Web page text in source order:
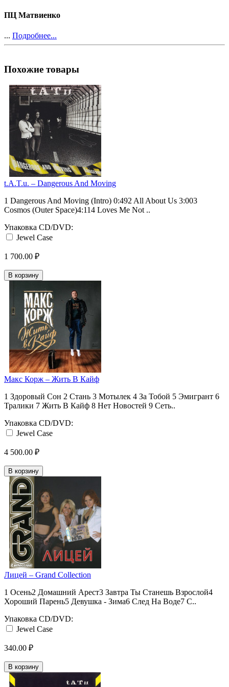
ПЦ Матвиенко
... Подробнее...
Похожие товары
t.A.T.u. ‎– Dangerous And Moving
1 Dangerous And Moving (Intro) 0:492 All About Us 3:003
Cosmos (Outer Space)4:114 Loves Me Not ..
Упаковка CD/DVD:
Jewel Case
1 700.00 ₽
В корзину
Макс Корж ‎– Жить В Кайф
1 Здоровый Сон 2 Стань 3 Мотылек 4 За Тобой 5 Эмигрант 6
Тралики 7 Жить В Кайф 8 Нет Новостей 9 Сеть..
Упаковка CD/DVD:
Jewel Case
4 500.00 ₽
В корзину
Лицей ‎– Grand Collection
1 Осень2 Домашний Арест3 Завтра Ты Станешь Взрослой4
Хороший Парень5 Девушка - Зима6 След На Воде7 С..
Упаковка CD/DVD:
Jewel Case
340.00 ₽
В корзину